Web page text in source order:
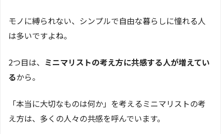
モノに縛られない、シンプルで自由な暮らしに憧れる人
は多いですよね。
2つ目は、 ミニマリストの考え方に共感する人が増えてい
るから。
「本当に大切なものは何か」を考えるミニマリストの考
え方は、多くの人々の共感を呼んでいます。